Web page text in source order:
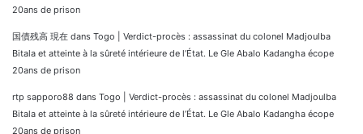
20ans de prison
国債残高 現在 dans Togo | Verdict-procès : assassinat du colonel Madjoulba
Bitala et atteinte à la sûreté intérieure de l’État. Le Gle Abalo Kadangha écope
20ans de prison
rtp sapporo88 dans Togo | Verdict-procès : assassinat du colonel Madjoulba
Bitala et atteinte à la sûreté intérieure de l’État. Le Gle Abalo Kadangha écope
20ans de prison